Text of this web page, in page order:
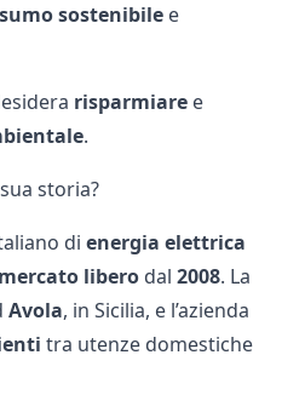
sostenibile e
risparmiare e
.
storia?
di energia elettrica
mercato libero dal 2008. La
Avola, in Sicilia, e l’azienda
tra utenze domestiche